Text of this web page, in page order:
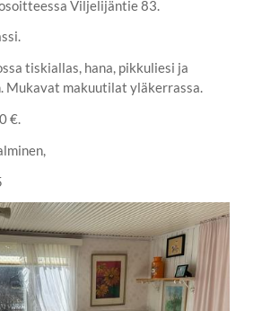
Viljelijäntie 83.
tiskiallas, hana, pikkuliesi ja
Mukavat makuutilat yläkerrassa.
€.